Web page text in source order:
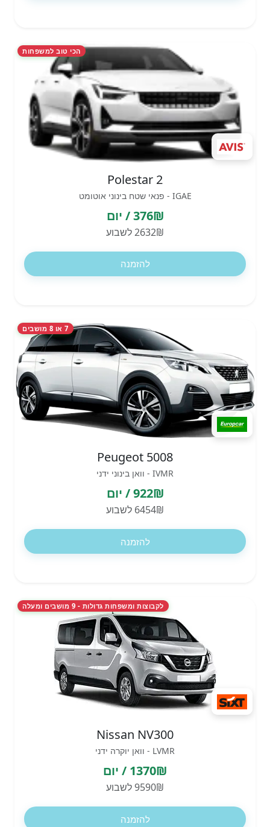
הכי טוב למשפחות
Polestar 2
IGAE - פנאי שטח בינוני אוטומט
376₪ / יום
2632₪ לשבוע
להזמנה
7 או 8 מושבים
Peugeot 5008
IVMR - וואן בינוני ידני
922₪ / יום
6454₪ לשבוע
להזמנה
לקבוצות ומשפחות גדולות - 9 מושבים ומעלה
Nissan NV300
LVMR - וואן יוקרה ידני
1370₪ / יום
9590₪ לשבוע
להזמנה